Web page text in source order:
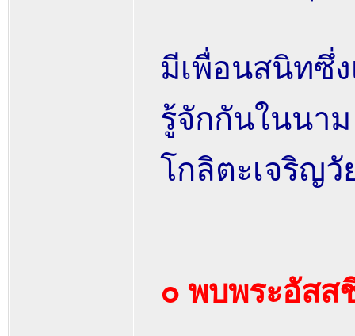
มีเพื่อนสนิทซึ่
รู้จักกันในนา
โกลิตะเจริญ
๐ พบพระอัสส